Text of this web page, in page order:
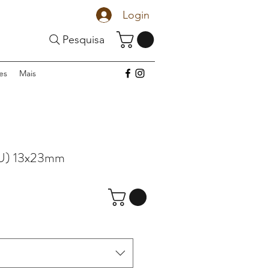
Login
Pesquisa
Mais
13x23mm